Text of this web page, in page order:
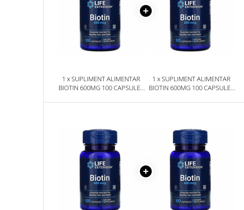
1 x SUPLIMENT ALIMENTAR
BIOTIN 600MG 100 CAPSULE -
1 x SUPLIMENT ALIMENTAR
BIOTIN 600MG 100 CAPSULE -